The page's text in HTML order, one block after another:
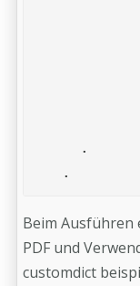
     .
   .
Beim
PDF und
customdict